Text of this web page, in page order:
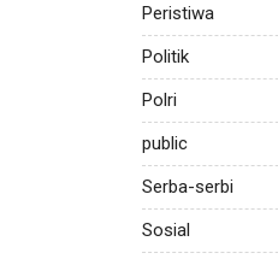
Peristiwa
Politik
Polri
public
Serba-serbi
Sosial